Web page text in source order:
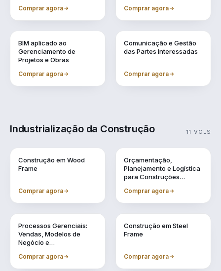
Comprar agora Comprar agora
BIM aplicado ao
Gerenciamento de
Projetos e Obras
Comprar agora
Comunicação e Gestão
das Partes Interessadas
Comprar agora
Industrialização da Construção 11 VOLS
Construção em Wood
Frame
Comprar agora
Orçamentação,
Planejamento e Logística
para Construções
Comprar agora
Processos Gerenciais:
Vendas, Modelos de
Negócio e
Comprar agora
Construção em Steel
Frame
Comprar agora